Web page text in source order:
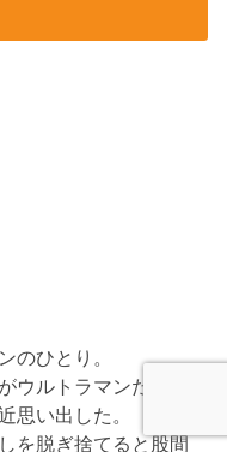
のひとり。
ウルトラマンだった
思い出した。
を脱ぎ捨てると股間